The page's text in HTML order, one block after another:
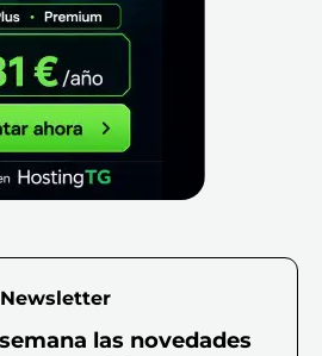
Newsletter
las novedades